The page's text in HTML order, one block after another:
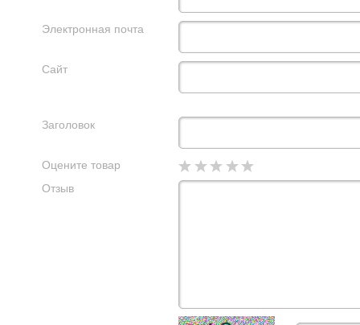
Электронная почта
Сайт
Заголовок
Оцените товар
Отзыв